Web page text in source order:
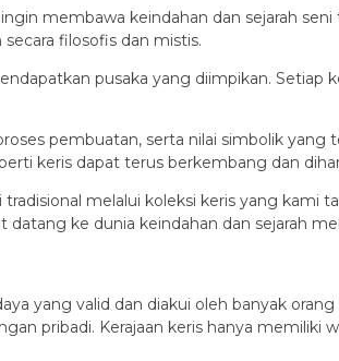
membawa keindahan dan sejarah seni
filosofis dan mistis.
pusaka yang diimpikan. Setiap
pembuatan, serta nilai simbolik yang
keris dapat terus berkembang dan
melalui koleksi keris yang kami
ke dunia keindahan dan sejarah
yang valid dan diakui oleh banyak
pribadi. Kerajaan keris hanya memiliki